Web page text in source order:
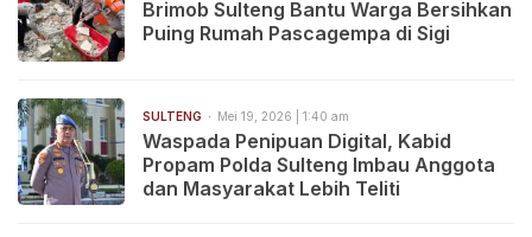
Brimob Sulteng Bantu Warga Bersihkan
Puing Rumah Pascagempa di Sigi
SULTENG Mei 19, 2026 | 1:40 am
Waspada Penipuan Digital, Kabid
Propam Polda Sulteng Imbau Anggota
dan Masyarakat Lebih Teliti